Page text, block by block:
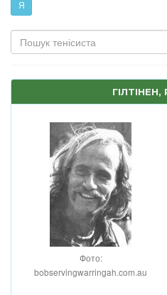
Я
Фото:
bobservingwarringah.com.au